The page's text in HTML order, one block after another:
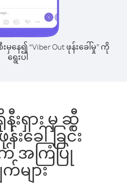
မှနေ၍ “Viber Out ဖုန်းခေါ်မှု” ကို
ရွေးပါ
းရှား မှ ဆွီ
းခေါ်ခြင်း
အကြံပြု
က်များ